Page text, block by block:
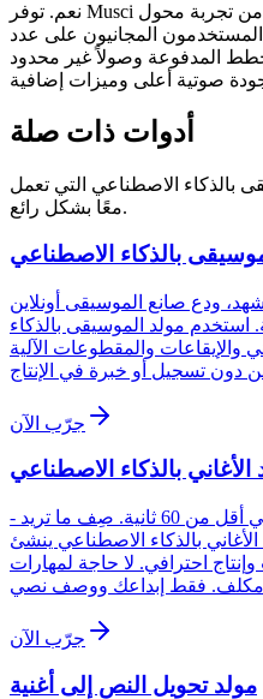
نعم. توفر Musci عمليات إنشاء مجانية حتى تتمكن من تجربة محول
المجانيون على عدد
المدفوعة وصولاً غير محدود
أدوات ذات صلة
بالذكاء الاصطناعي التي تعمل
معًا بشكل رائع.
بالذكاء الاصطناعي
ودع صانع الموسيقى أونلاين
مولد الموسيقى بالذكاء
والإيقاعات والمقطوعات الآلية
جرّب الآن
الأغاني بالذكاء الاصطناعي
حول أفكارك إلى أغاني كاملة في أقل من 60 ثانية. صِف ما تريد -
الأغاني بالذكاء الاصطناعي ينشئ
احترافي. لا حاجة لمهارات
جرّب الآن
مولد تحويل النص إلى أغنية